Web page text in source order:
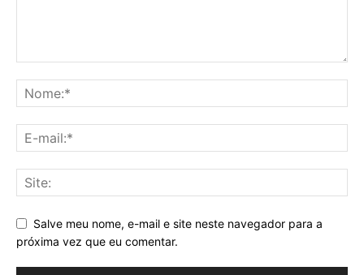
Salve meu nome, e-mail e site neste navegador para a
próxima vez que eu comentar.